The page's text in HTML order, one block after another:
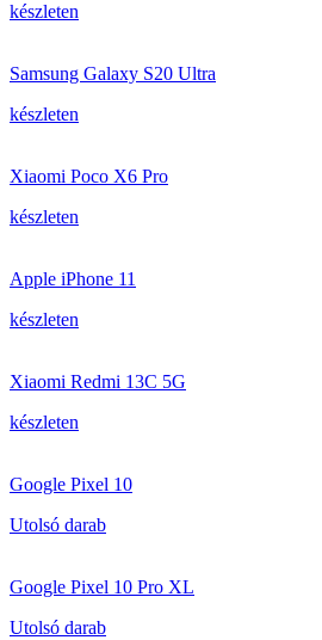
készleten
Samsung Galaxy S20 Ultra
készleten
Xiaomi Poco X6 Pro
készleten
Apple iPhone 11
készleten
Xiaomi Redmi 13C 5G
készleten
Google Pixel 10
Utolsó darab
Google Pixel 10 Pro XL
Utolsó darab